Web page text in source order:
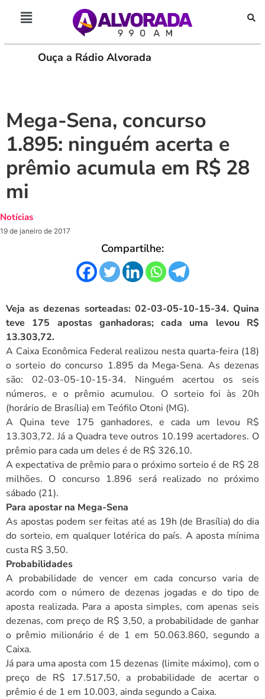
Ouça a Rádio Alvorada
Mega-Sena, concurso
1.895: ninguém acerta e
prêmio acumula em R$ 28
mi
Notícias
19 de janeiro de 2017
Compartilhe:
Veja as dezenas sorteadas: 02-03-05-10-15-34. Quina
teve 175 apostas ganhadoras; cada uma levou R$
13.303,72.
A Caixa Econômica Federal realizou nesta quarta-feira (18)
o sorteio do concurso 1.895 da Mega-Sena. As dezenas
são: 02-03-05-10-15-34. Ninguém acertou os seis
números, e o prêmio acumulou. O sorteio foi às 20h
(horário de Brasília) em Teófilo Otoni (MG).
A Quina teve 175 ganhadores, e cada um levou R$
13.303,72. Já a Quadra teve outros 10.199 acertadores. O
prêmio para cada um deles é de R$ 326,10.
A expectativa de prêmio para o próximo sorteio é de R$ 28
milhões. O concurso 1.896 será realizado no próximo
sábado (21).
Para apostar na Mega-Sena
As apostas podem ser feitas até as 19h (de Brasília) do dia
do sorteio, em qualquer lotérica do país. A aposta mínima
custa R$ 3,50.
Probabilidades
A probabilidade de vencer em cada concurso varia de
acordo com o número de dezenas jogadas e do tipo de
aposta realizada. Para a aposta simples, com apenas seis
dezenas, com preço de R$ 3,50, a probabilidade de ganhar
o prêmio milionário é de 1 em 50.063.860, segundo a
Caixa.
Já para uma aposta com 15 dezenas (limite máximo), com o
preço de R$ 17.517,50, a probabilidade de acertar o
prêmio é de 1 em 10.003, ainda segundo a Caixa.